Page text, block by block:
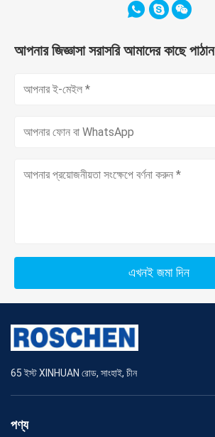
আপনার জিজ্ঞাসা সরাসরি আমাদের কাছে পাঠান
এখনই জমা দিন
65 ইস্ট XINHUAN রোড, সাংহাই, চীন
পণ্য